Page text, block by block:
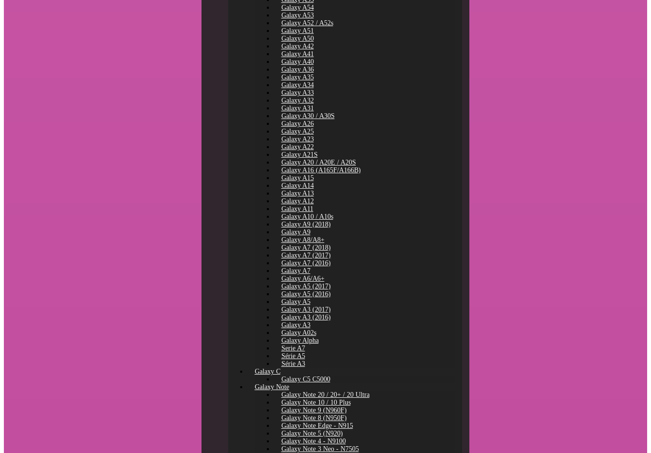
Galaxy A54
Galaxy A53
Galaxy A52 / A52s
Galaxy A51
Galaxy A50
Galaxy A42
Galaxy A41
Galaxy A40
Galaxy A36
Galaxy A35
Galaxy A34
Galaxy A33
Galaxy A32
Galaxy A31
Galaxy A30 / A30S
Galaxy A26
Galaxy A25
Galaxy A23
Galaxy A22
Galaxy A21S
Galaxy A20 / A20E / A20S
Galaxy A16 (A165F/A166B)
Galaxy A15
Galaxy A14
Galaxy A13
Galaxy A12
Galaxy A11
Galaxy A10 / A10s
Galaxy A9 (2018)
Galaxy A9
Galaxy A8/A8+
Galaxy A7 (2018)
Galaxy A7 (2017)
Galaxy A7 (2016)
Galaxy A7
Galaxy A6/A6+
Galaxy A5 (2017)
Galaxy A5 (2016)
Galaxy A5
Galaxy A3 (2017)
Galaxy A3 (2016)
Galaxy A3
Galaxy A02s
Galaxy Alpha
Serie A7
Série A5
Série A3
Galaxy C
Galaxy C5 C5000
Galaxy Note
Galaxy Note 20 / 20+ / 20 Ultra
Galaxy Note 10 / 10 Plus
Galaxy Note 9 (N960F)
Galaxy Note 8 (N950F)
Galaxy Note Edge - N915
Galaxy Note 5 (N920)
Galaxy Note 4 - N9100
Galaxy Note 3 Neo - N7505